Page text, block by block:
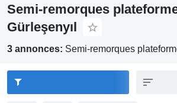
Semi-remorques
Gürleşenyıl
3 annonces: Semi-remorques